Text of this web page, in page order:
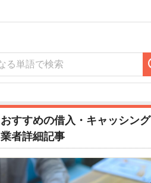
おすすめの借入・キャッシング
業者詳細記事